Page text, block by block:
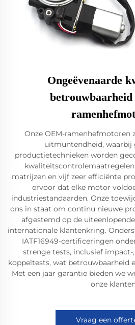
Ongeëvenaarde
Onze OEM-ramenhefmotoren
uitmuntendheid, waarbij
productietechnieken worden
matrijzen en vijf zeer efficiënte
ervoor dat elke motor
industriestandaarden. Onze
ons in staat om continu nieuwe
afgestemd op de
internationale klantenkring.
IATF16949-certificeringen
strenge tests, inclusief
koppeltests, wat betrouwbaarheid
Met een jaar garantie bieden we
onze
Vraag een